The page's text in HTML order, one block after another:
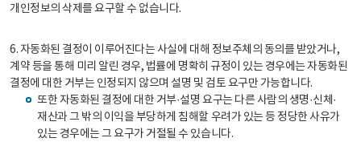
개인정보의 삭제를 요구할 수 없습니다.
6. 자동화된 결정이 이루어진다는 사실에 대해 정보주체의 동의를 받았거나,
계약 등을 통해 미리 알린 경우, 법률에 명확히 규정이 있는 경우에는 자동화된
결정에 대한 거부는 인정되지 않으며 설명 및 검토 요구만 가능합니다.
또한 자동화된 결정에 대한 거부·설명 요구는 다른 사람의 생명·신체·
재산과 그 밖의 이익을 부당하게 침해할 우려가 있는 등 정당한 사유가
있는 경우에는 그 요구가 거절될 수 있습니다.